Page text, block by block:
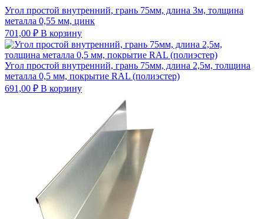
Угол простой внутренний, грань 75мм, длина 3м, толщина
металла 0,55 мм, цинк
701,00 ₽ В корзину
Угол простой внутренний, грань 75мм, длина 2,5м, толщина
металла 0,5 мм, покрытие RAL (полиэстер)
691,00 ₽ В корзину